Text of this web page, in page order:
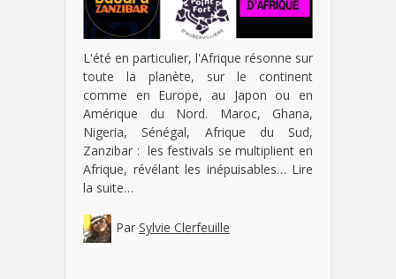
L'été en particulier, l'Afrique résonne sur
toute la planète, sur le continent
comme en Europe, au Japon ou en
Amérique du Nord. Maroc, Ghana,
Nigeria, Sénégal, Afrique du Sud,
Zanzibar : les festivals se multiplient en
Afrique, révélant les inépuisables… Lire
la suite…
Par Sylvie Clerfeuille